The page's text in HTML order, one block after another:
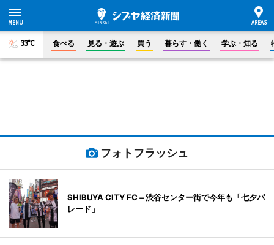
33°C 食べる 見る・遊ぶ 買う 暮らす・働く 学ぶ・知る
フォトフラッシュ
SHIBUYA CITY FC＝渋谷センター街で今年も「七夕パ
レード」